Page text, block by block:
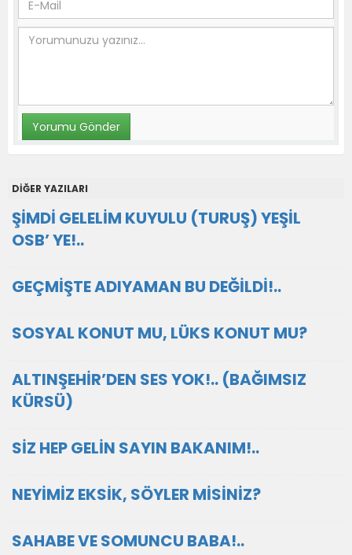
DİĞER YAZILARI
ŞİMDİ GELELİM KUYULU (TURUŞ) YEŞİL
OSB’ YE!..
GEÇMİŞTE ADIYAMAN BU DEĞİLDİ!..
SOSYAL KONUT MU, LÜKS KONUT MU?
ALTINŞEHİR’DEN SES YOK!.. (BAĞIMSIZ
KÜRSÜ)
SİZ HEP GELİN SAYIN BAKANIM!..
NEYİMİZ EKSİK, SÖYLER MİSİNİZ?
SAHABE VE SOMUNCU BABA!..